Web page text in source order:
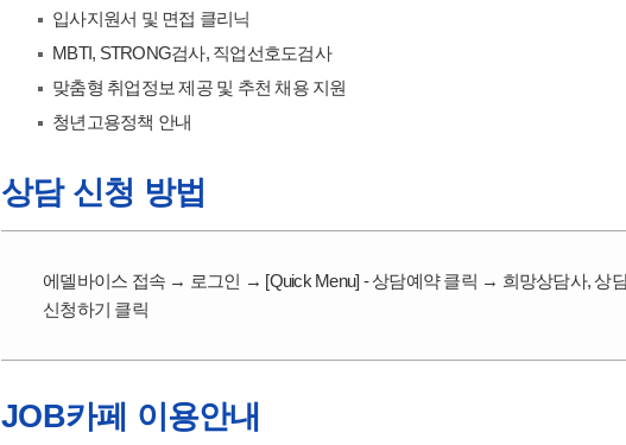
입사지원서 및 면접 클리닉
MBTI, STRONG검사, 직업선호도검사
맞춤형 취업정보 제공 및 추천 채용 지원
청년고용정책 안내
상담 신청 방법
에델바이스 접속 → 로그인 → [Quick Menu] - 상담예약 클릭 → 희망상담사, 상
신청하기 클릭
JOB카페 이용안내